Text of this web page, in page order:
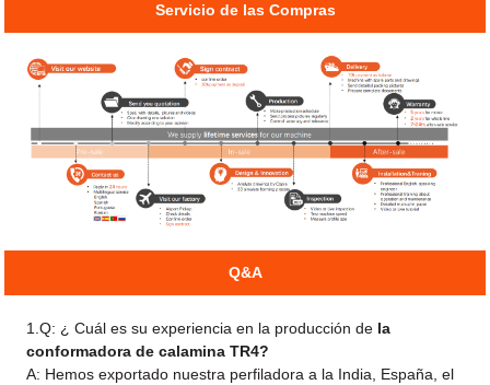
Servicio de las Compras
Q&A
1.Q: ¿ Cuál es su experiencia en la producción de la
conformadora de calamina TR4?
A: Hemos exportado nuestra perfiladora a la India, España, el